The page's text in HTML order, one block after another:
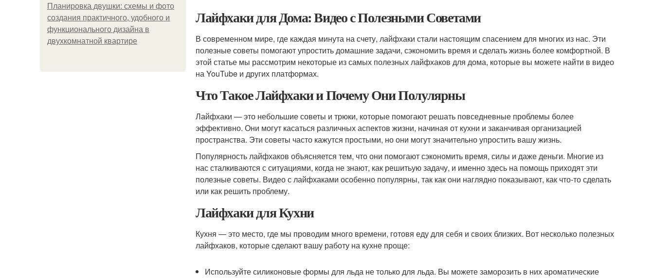
Планировка двушки: схемы и фото
создания практичного, удобного и
функционального дизайна в
двухкомнатной квартире
Лайфхаки для Дома: Видео с Полезными Советами
В современном мире, где каждая минута на счету, лайфхаки стали настоящим спасением для многих из нас. Эти
полезные советы помогают упростить домашние задачи, сэкономить время и сделать жизнь более комфортной. В
этой статье мы рассмотрим некоторые из самых полезных лайфхаков для дома, которые вы можете найти в видео
на YouTube и других платформах.
Что Такое Лайфхаки и Почему Они Полулярны
Лайфхаки — это небольшие советы и трюки, которые помогают решать повседневные проблемы более
эффективно. Они могут касаться различных аспектов жизни, начиная от кухни и заканчивая организацией
пространства. Эти советы часто кажутся простыми, но они могут значительно упростить вашу жизнь.
Популярность лайфхаков объясняется тем, что они помогают сэкономить время, силы и даже деньги. Многие из
нас сталкиваются с ситуациями, когда не знают, как решитьую задачу, и именно здесь на помощь приходят эти
полезные советы. Видео с лайфхаками особенно популярны, так как они наглядно показывают, как что-то сделать
или как решить проблему.
Лайфхаки для Кухни
Кухня — это место, где мы проводим много времени, готовя еду для себя и своих близких. Вот несколько полезных
лайфхаков, которые сделают вашу работу на кухне проще:
Используйте силиконовые формы для льда не только для льда. Вы можете заморозить в них ароматические